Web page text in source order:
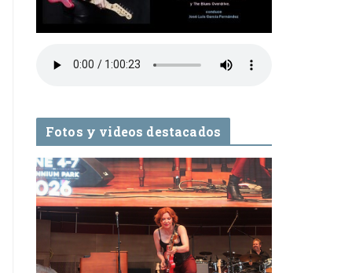
Fotos y videos destacados